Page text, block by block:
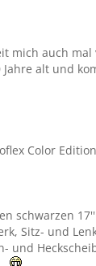
mich auch mal
alt und
Color
schwarzen
Sitz- und
und